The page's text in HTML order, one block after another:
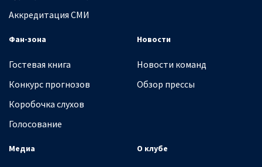
Аккредитация СМИ
Фан-зона
Гостевая книга
Конкурс прогнозов
Коробочка слухов
Голосование
Новости
Новости команд
Обзор прессы
Медиа О клубе